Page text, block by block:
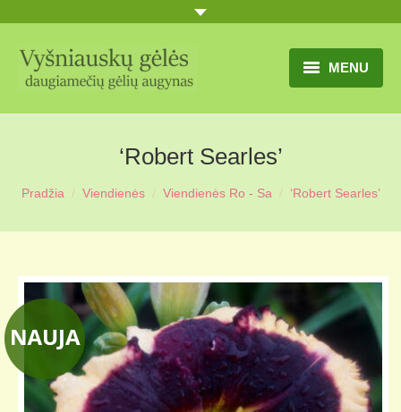
MENU
TITULINIS
GĖLIŲ KATALOGAS
PRANEŠIMAI
KONTAKTAI
APIE MUS
MŪSŲ SODYBA
MŪSŲ AUGYNAS
‘Robert Searles’
Pradžia Viendienės Viendienės Ro - Sa ‘Robert Searles’